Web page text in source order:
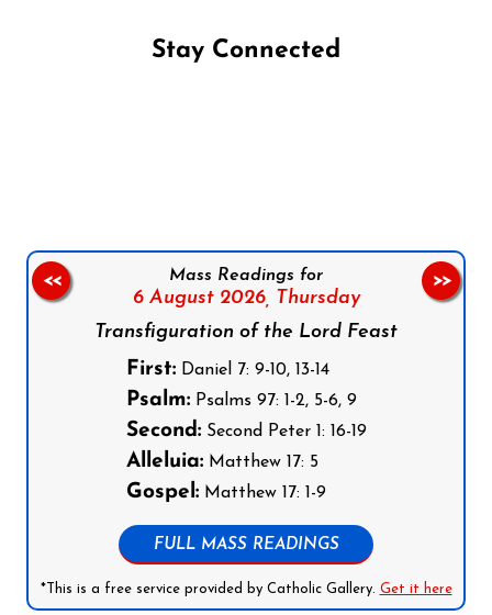
Stay Connected
Mass Readings for
6 August 2026, Thursday
Transfiguration of the Lord Feast
First:Daniel 7: 9-10, 13-14
Psalm:Psalms 97: 1-2, 5-6, 9
Second:Second Peter 1: 16-19
Alleluia:Matthew 17: 5
Gospel:Matthew 17: 1-9
FULL MASS READINGS
*This is a free service provided by Catholic Gallery. Get it here
<< >>